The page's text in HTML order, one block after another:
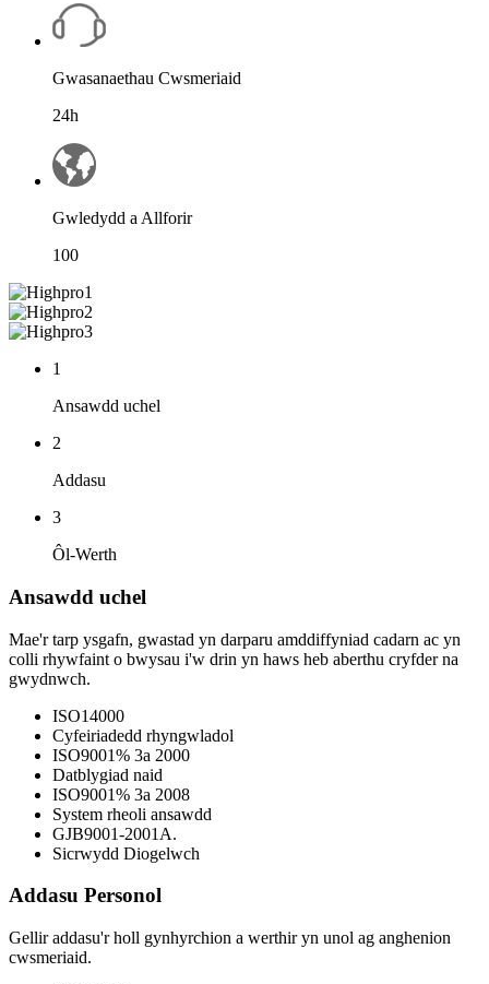
Gwasanaethau Cwsmeriaid
24h
Gwledydd a Allforir
100
1
Ansawdd uchel
2
Addasu
3
Ôl-Werth
Ansawdd uchel
Mae'r tarp ysgafn, gwastad yn darparu amddiffyniad cadarn ac yn
colli rhywfaint o bwysau i'w drin yn haws heb aberthu cryfder na
gwydnwch.
ISO14000
Cyfeiriadedd rhyngwladol
ISO9001% 3a 2000
Datblygiad naid
ISO9001% 3a 2008
System rheoli ansawdd
GJB9001-2001A.
Sicrwydd Diogelwch
Addasu Personol
Gellir addasu'r holl gynhyrchion a werthir yn unol ag anghenion
cwsmeriaid.